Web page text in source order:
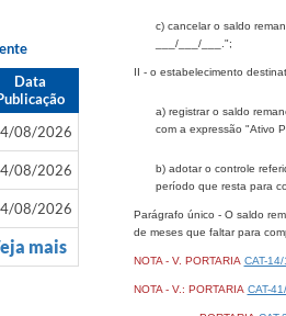
Data
08/2026
08/2026
08/2026
mais
c) cancelar o saldo
___/___/___.";
II - o estabelecimento
a) registrar o saldo
com a expressão "Ativo
b) adotar o controle
período que resta para
Parágrafo único - O saldo
de meses que faltar para
NOTA - V. PORTARIA CAT-14/
NOTA - V.: PORTARIA CAT-